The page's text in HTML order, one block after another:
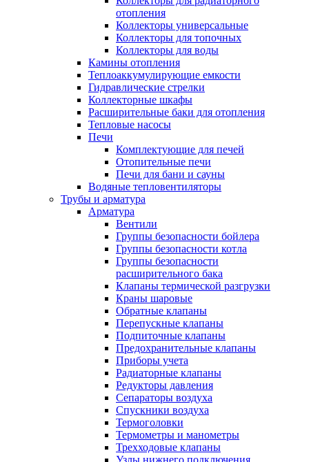
отопления
Коллекторы универсальные
Коллекторы для топочных
Коллекторы для воды
Камины отопления
Теплоаккумулирующие емкости
Гидравлические стрелки
Коллекторные шкафы
Расширительные баки для отопления
Тепловые насосы
Печи
Комплектующие для печей
Отопительные печи
Печи для бани и сауны
Водяные тепловентиляторы
Трубы и арматура
Арматура
Вентили
Группы безопасности бойлера
Группы безопасности котла
Группы безопасности
расширительного бака
Клапаны термической разгрузки
Краны шаровые
Обратные клапаны
Перепускные клапаны
Подпиточные клапаны
Предохранительные клапаны
Приборы учета
Радиаторные клапаны
Редукторы давления
Сепараторы воздуха
Спускники воздуха
Термоголовки
Термометры и манометры
Трехходовые клапаны
Узлы нижнего подключения